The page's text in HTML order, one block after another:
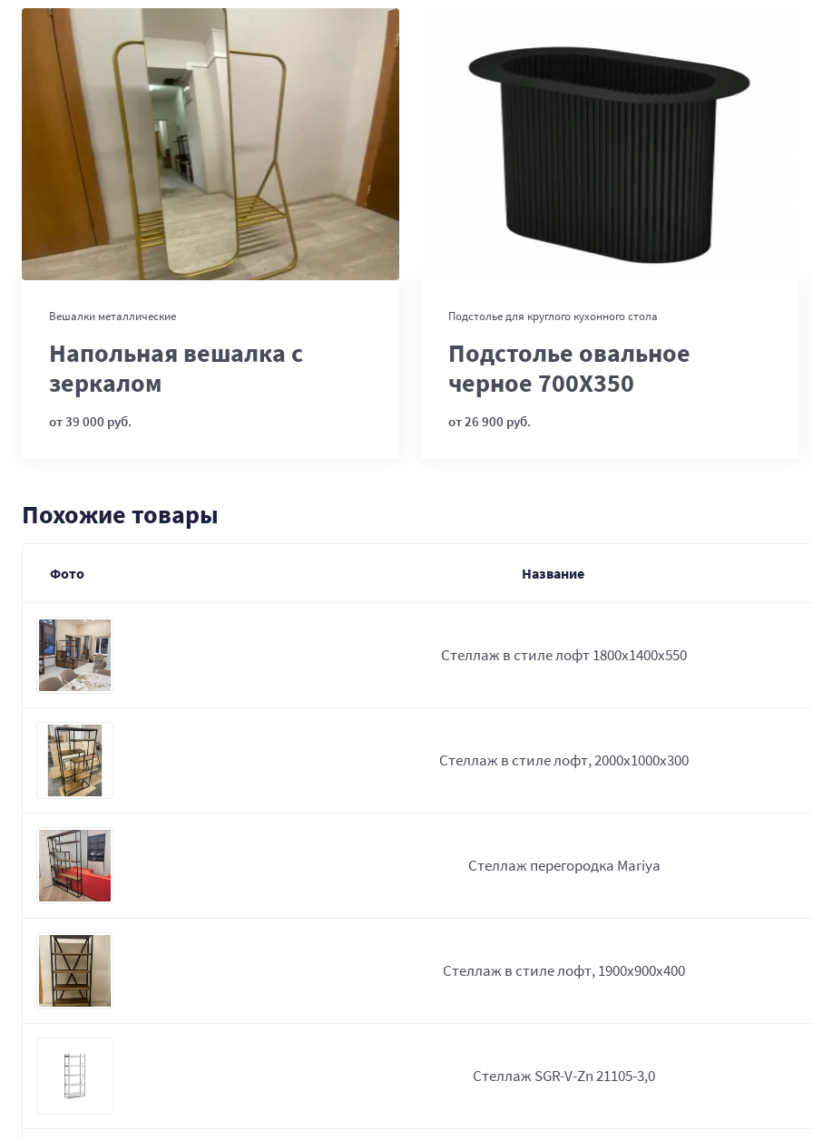
Вешалки металлические
Напольная вешалка с
зеркалом
от 39 000 руб.
В корзину
Подстолье для круглого кухонного стола
Подстолье овальное
черное 700Х350
от 26 900 руб.
Похожие товары
Фото Название
Стеллаж в стиле лофт 1800х1400х550
Стеллаж в стиле лофт, 2000х1000х300
Стеллаж перегородка Mariya
Стеллаж в стиле лофт, 1900х900х400
Стеллаж SGR-V-Zn 21105-3,0